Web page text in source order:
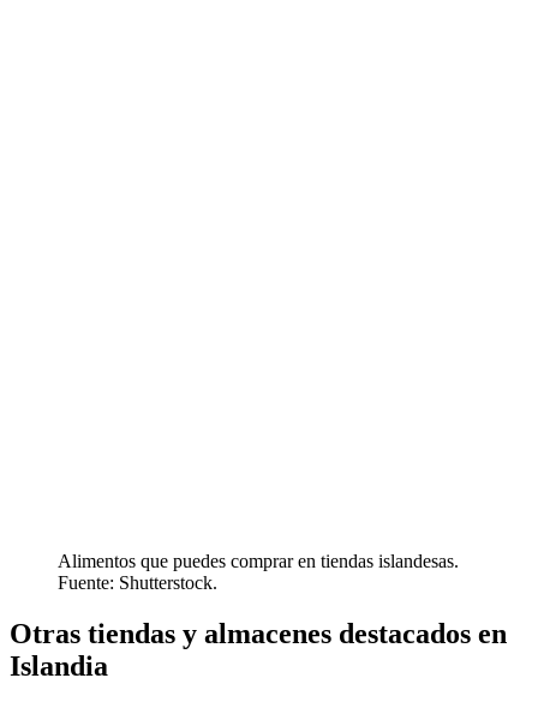
Alimentos que puedes comprar en tiendas islandesas.
Fuente: Shutterstock.
Otras tiendas y almacenes destacados en
Islandia